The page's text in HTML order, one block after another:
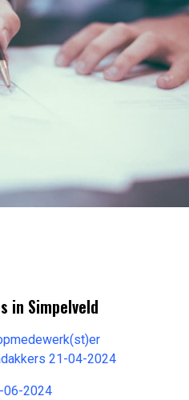
in Simpelveld
21-04-2024
06-2024